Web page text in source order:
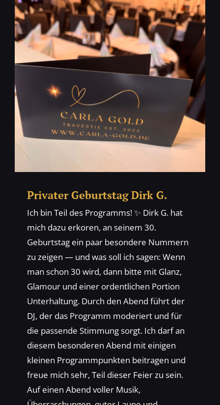
Privater Geburtstag Dirk G.
Ich bin Teil des Programms! ✨ Dirk G. hat
mich dazu erkoren, an seinem 30.
Geburtstag ein paar besondere Nummern
zu zeigen — und was soll ich sagen: Wenn
man schon 30 wird, dann bitte mit Glanz,
Glamour und einer ordentlichen Portion
Unterhaltung. Durch den Abend führt der
DJ, der das Programm moderiert und für
die passende Stimmung sorgt. Ich darf an
diesem besonderen Abend mit einigen
kleinen Programmpunkten beitragen und
freue mich sehr, Teil dieser Feier zu sein.
Auf einen Abend voller Musik,